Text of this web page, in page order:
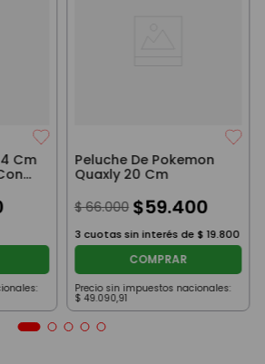
Cm
Peluche De Pokemon
Quaxly 20 Cm
$ 66.000 $59.400
3 cuotas sin interés de $19.800
COMPRAR
Precio sin impuestos nacionales:
$ 49.090,91